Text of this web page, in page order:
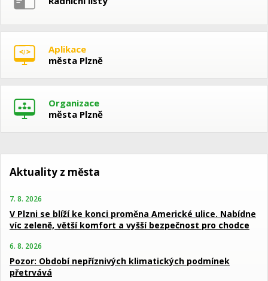
Aplikace
města Plzně
Organizace
města Plzně
Aktuality z města
7. 8. 2026
V Plzni se blíží ke konci proměna Americké ulice. Nabídne
víc zeleně, větší komfort a vyšší bezpečnost pro chodce
6. 8. 2026
Pozor: Období nepříznivých klimatických podmínek
přetrvává